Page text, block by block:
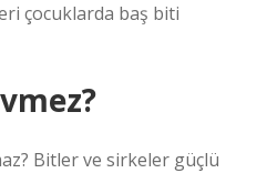
çocuklarda baş biti
Bitler ve sirkeler güçlü